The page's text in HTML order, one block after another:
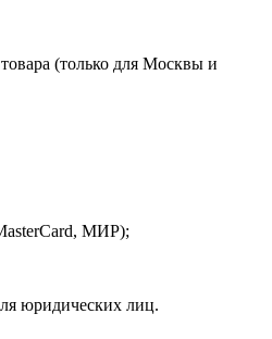
(только для Москвы и
МИР);
юридических лиц.